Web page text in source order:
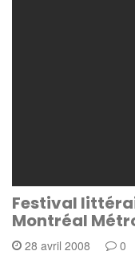
Festival
Montréal
28 avril 2008 0